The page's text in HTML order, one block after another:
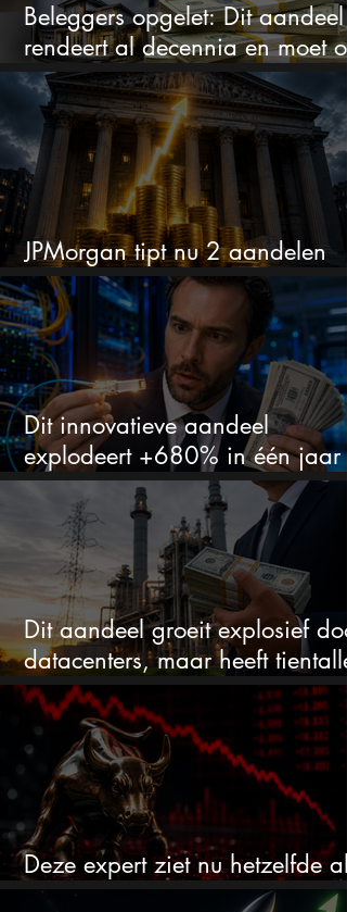
Beleggers opgelet: Dit aandeel
rendeert al decennia en moet op
je watchlist staan!
JPMorgan tipt nu 2 aandelen
voor augustus
Dit innovatieve aandeel
explodeert +680% in één jaar
en blijft maar stijgen
Dit aandeel groeit explosief
datacenters, maar heeft
miljarden nodig
Deze expert ziet nu hetzelfde als
voor de crash van 1987